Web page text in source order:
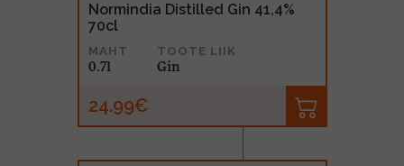
Normindia Distilled Gin 41,4%
70cl
MAHT
0.7l
TOOTE LIIK
Gin
24.99€